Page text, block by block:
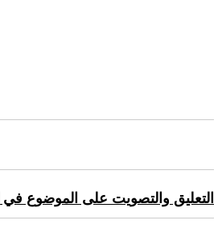
التعليق والتصويت على الموضوع في